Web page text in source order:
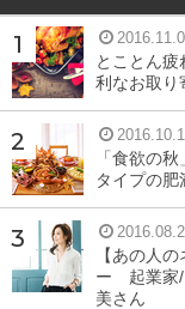
とことん
利なお取り
「食欲の
タイプの肥
【あの人
ー 起業家/
美さん